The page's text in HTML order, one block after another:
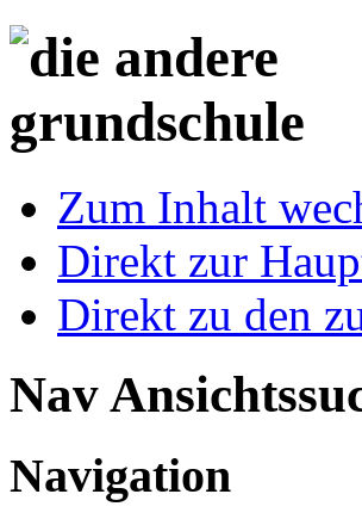
Zum Inhalt
Direkt zur
Direkt zu den
Nav
Navigation